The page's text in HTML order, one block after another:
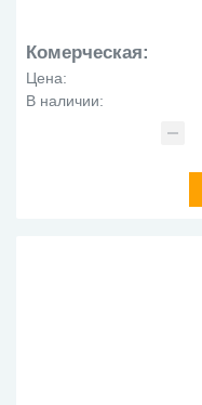
Комерческая:
Цена:
В наличии: